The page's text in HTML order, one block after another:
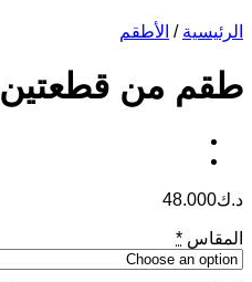
الرئيسية / الأطقم
طقم من قطعتين
د.ك48.000
المقاس *